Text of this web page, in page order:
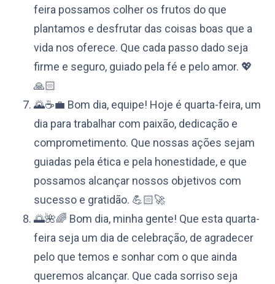
feira possamos colher os frutos do que
plantamos e desfrutar das coisas boas que a
vida nos oferece. Que cada passo dado seja
firme e seguro, guiado pela fé e pelo amor. 💖
🙏🏻
🌄☕️💼 Bom dia, equipe! Hoje é quarta-feira, um
dia para trabalhar com paixão, dedicação e
comprometimento. Que nossas ações sejam
guiadas pela ética e pela honestidade, e que
possamos alcançar nossos objetivos com
sucesso e gratidão. 💪🏻🚀
🌅🌺🌈 Bom dia, minha gente! Que esta quarta-
feira seja um dia de celebração, de agradecer
pelo que temos e sonhar com o que ainda
queremos alcançar. Que cada sorriso seja